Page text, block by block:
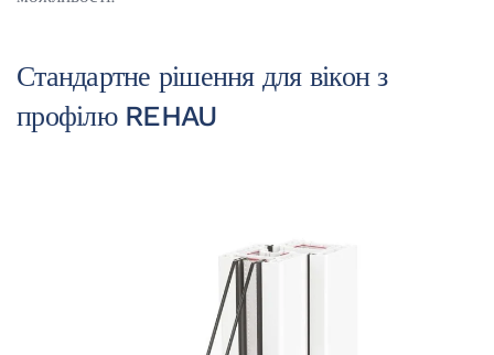
Стандартне рішення для вікон з
профілю REHAU